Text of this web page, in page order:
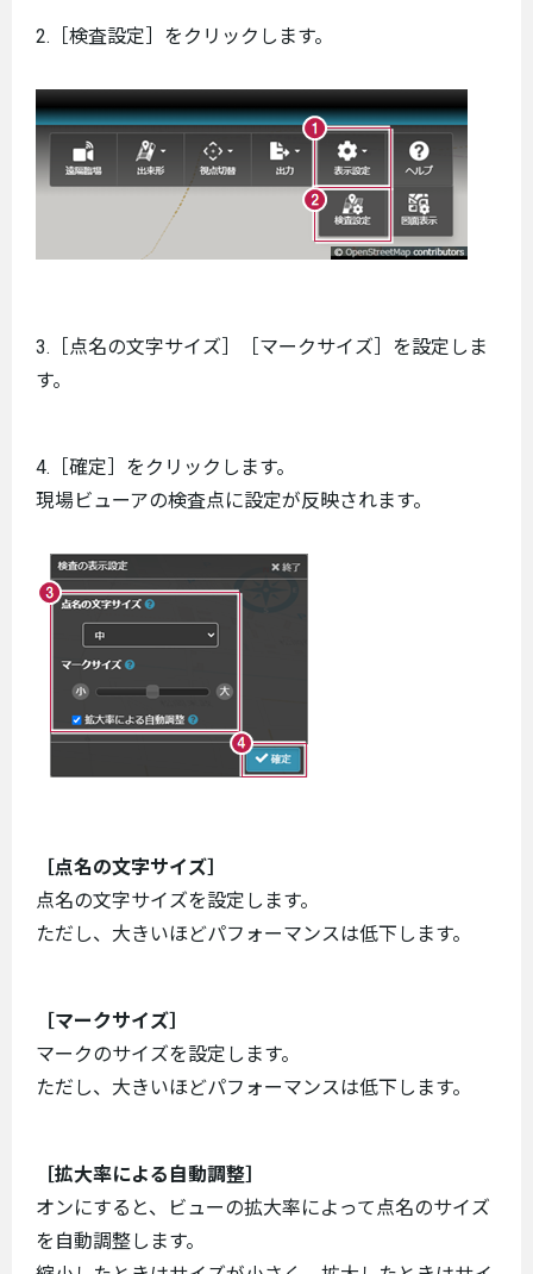
2.［検査設定］をクリックします。
3.［点名の文字サイズ］［マークサイズ］を設定しま
す。
4.［確定］をクリックします。
現場ビューアの検査点に設定が反映されます。
［点名の文字サイズ］
点名の文字サイズを設定します。
ただし、大きいほどパフォーマンスは低下します。
［マークサイズ］
マークのサイズを設定します。
ただし、大きいほどパフォーマンスは低下します。
［拡大率による自動調整］
オンにすると、ビューの拡大率によって点名のサイズ
を自動調整します。